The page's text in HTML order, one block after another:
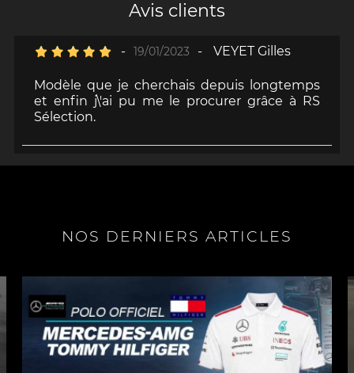
Avis clients
- 19/01/2023 - VEYET Gilles
Modèle que je cherchais depuis longtemps
et enfin j\'ai pu me le procurer grâce à RS
Sélection.
NOS DERNIERS ARTICLES